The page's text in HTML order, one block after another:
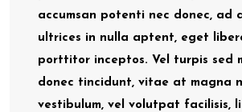
accumsan potenti nec donec, ad
ultrices in nulla aptent, eget
porttitor inceptos. Vel turpis sed
donec tincidunt, vitae at magna
vestibulum, vel volutpat facilisis,